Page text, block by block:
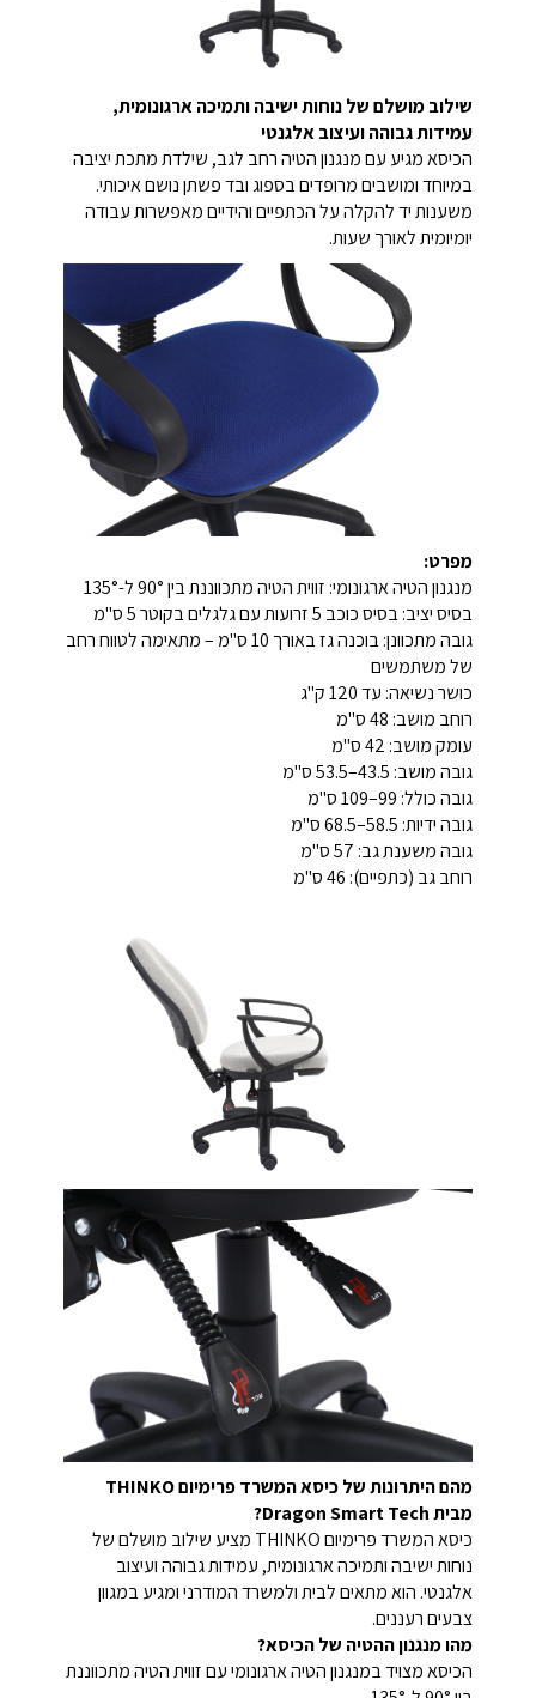
שילוב מושלם של נוחות ישיבה ותמיכה ארגונומית,
עמידות גבוהה ועיצוב אלגנטי
הכיסא מגיע עם מנגנון הטיה רחב לגב, שילדת מתכת יציבה
במיוחד ומושבים מרופדים בספוג ובד פשתן נושם איכותי.
משענות יד להקלה על הכתפיים והידיים מאפשרות עבודה
יומיומית לאורך שעות.
מפרט:
מנגנון הטיה ארגונומי: זווית הטיה מתכווננת בין 90° ל-135°
בסיס יציב: בסיס כוכב 5 זרועות עם גלגלים בקוטר 5 ס"מ
גובה מתכוונן: בוכנה גז באורך 10 ס"מ – מתאימה לטווח רחב
של משתמשים
כושר נשיאה: עד 120 ק"ג
רוחב מושב: 48 ס"מ
עומק מושב: 42 ס"מ
גובה מושב: 43.5–53.5 ס"מ
גובה כולל: 99–109 ס"מ
גובה ידיות: 58.5–68.5 ס"מ
גובה משענת גב: 57 ס"מ
רוחב גב (כתפיים): 46 ס"מ
מהם היתרונות של כיסא המשרד פרימיום THINKO
מבית Dragon Smart Tech?
כיסא המשרד פרימיום THINKO מציע שילוב מושלם של
נוחות ישיבה ותמיכה ארגונומית, עמידות גבוהה ועיצוב
אלגנטי. הוא מתאים לבית ולמשרד המודרני ומגיע במגוון
צבעים רעננים.
מהו מנגנון ההטיה של הכיסא?
הכיסא מצויד במנגנון הטיה ארגונומי עם זווית הטיה מתכווננת